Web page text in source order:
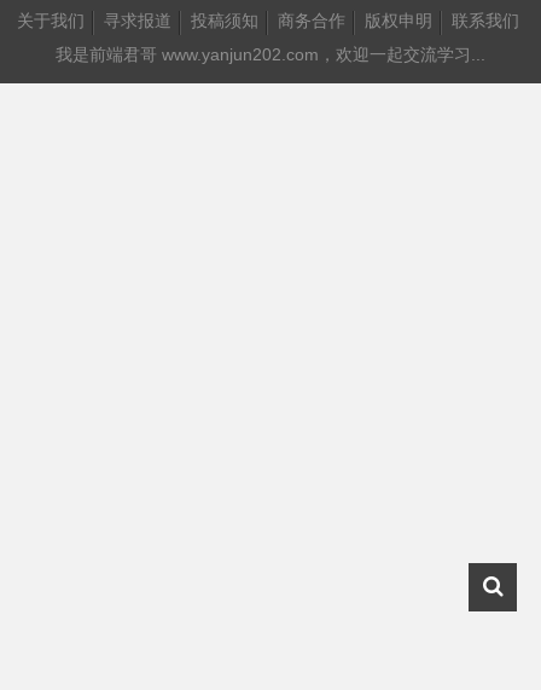
关于我们 寻求报道 投稿须知 商务合作 版权申明
联系我们
我是前端君哥 www.yanjun202.com ，欢迎一起交流学习...